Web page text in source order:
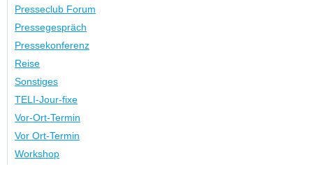
Presseclub Forum
Pressegespräch
Pressekonferenz
Reise
Sonstiges
TELI-Jour-fixe
Vor-Ort-Termin
Vor Ort-Termin
Workshop